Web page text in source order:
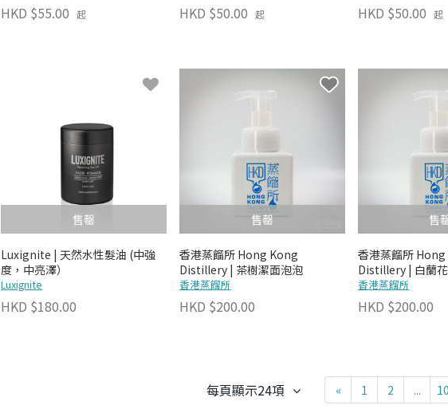
HKD $55.00 起 HKD $50.00 起 HKD $50.00 起
售罄
Luxignite | 天然水性髮油 (中強
度，中亮澤）
Luxignite
HKD $180.00
售罄
香港蒸餾所 Hong Kong
Distillery | 茶樹潔面泡泡
香港蒸餾所
HKD $200.00
售
香港蒸餾所
Distillery | 白蘭
香港蒸餾所
HKD $200.00
« 1 2 ... 10
每頁顯示24項